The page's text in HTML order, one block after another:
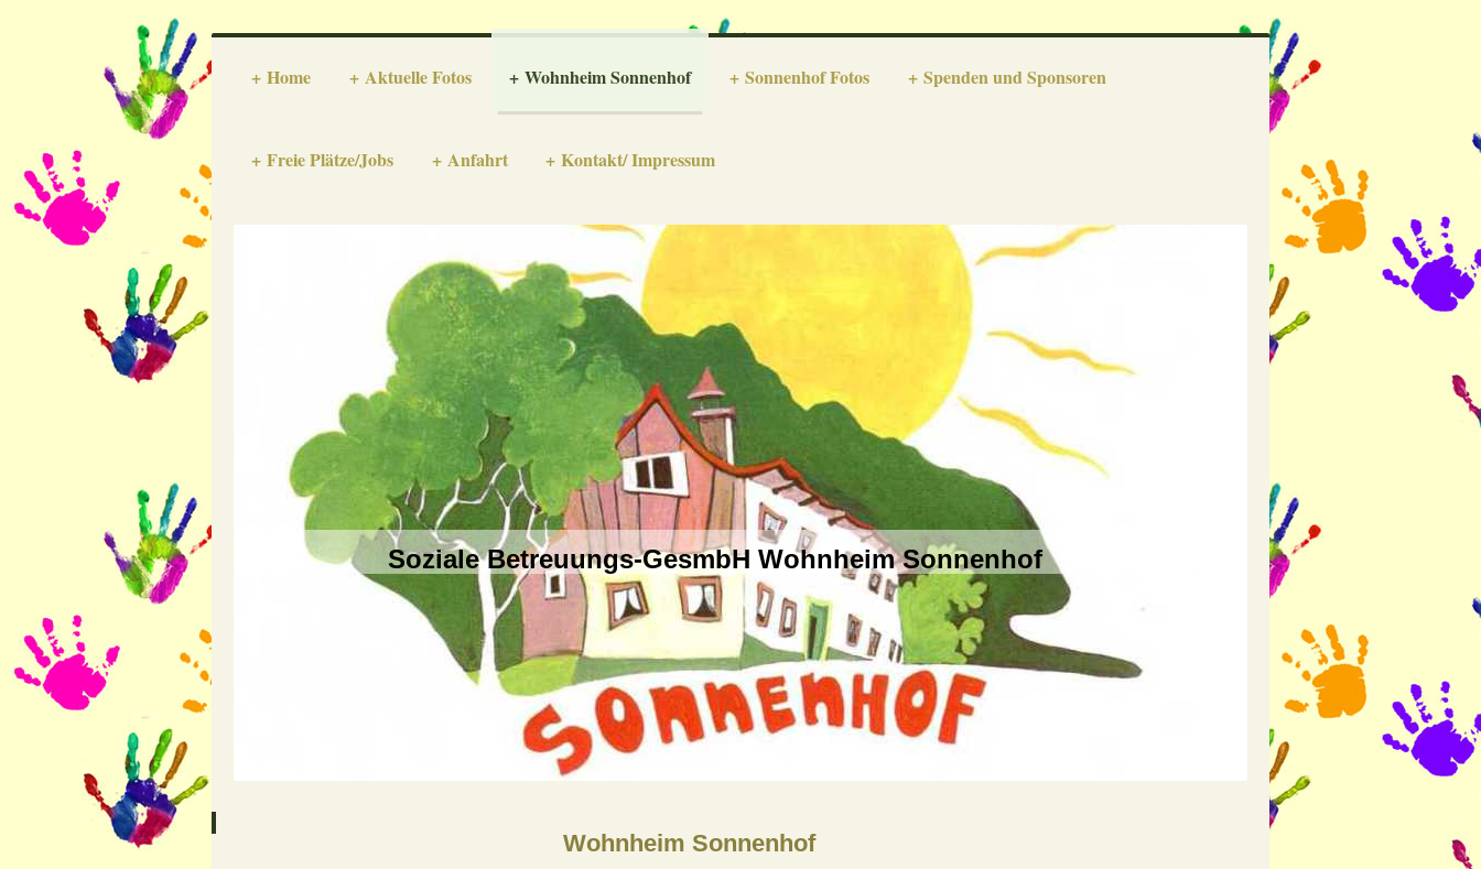
Home Aktuelle Fotos Wohnheim Sonnenhof Sonnenhof Fotos Spenden und Sponsoren
Freie Plätze/Jobs Anfahrt Kontakt/ Impressum
Soziale Betreuungs-GesmbH Wohnheim Sonnenhof
Wohnheim Sonnenhof